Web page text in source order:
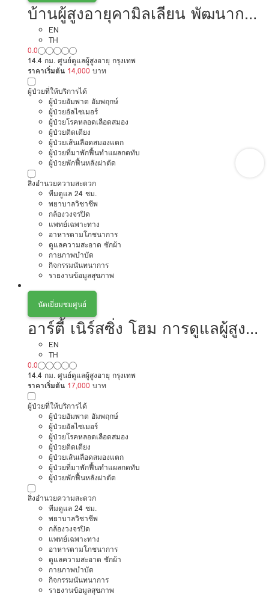
บ้านผู้สูงอายุคามิลเลียน พัฒนาการ
การดูแลผู้สูงอายุหรือผู้มีภาวะพึ่งพิง
EN
TH
0.0
14.4 กม. ศูนย์ดูแลผู้สูงอายุ กรุงเทพ
ราคาเริ่มต้น 14,000 บาท
ผู้ป่วยที่ให้บริการได้
ผู้ป่วยอัมพาต อัมพฤกษ์
ผู้ป่วยอัลไซเมอร์
ผู้ป่วยโรคหลอดเลือดสมอง
ผู้ป่วยติดเตียง
ผู้ป่วยเส้นเลือดสมองแตก
ผู้ป่วยที่มาพักฟื้นทำแผลกดทับ
ผู้ป่วยพักฟื้นหลังผ่าตัด
สิ่งอำนวยความสะดวก
ทีมดูแล 24 ชม.
พยาบาลวิชาชีพ
กล้องวงจรปิด
แพทย์เฉพาะทาง
อาหารตามโภชนาการ
ดูแลความสะอาด ซักผ้า
กายภาพบำบัด
กิจกรรมนันทนาการ
รายงานข้อมูลสุขภาพ
นัดเยี่ยมชมศูนย์
อาร์ตี้ เนิร์สซิ่ง โฮม การดูแลผู้สูง
อายุหรือผู้มีภาวะพึ่งพิง
EN
TH
0.0
14.4 กม. ศูนย์ดูแลผู้สูงอายุ กรุงเทพ
ราคาเริ่มต้น 17,000 บาท
ผู้ป่วยที่ให้บริการได้
ผู้ป่วยอัมพาต อัมพฤกษ์
ผู้ป่วยอัลไซเมอร์
ผู้ป่วยโรคหลอดเลือดสมอง
ผู้ป่วยติดเตียง
ผู้ป่วยเส้นเลือดสมองแตก
ผู้ป่วยที่มาพักฟื้นทำแผลกดทับ
ผู้ป่วยพักฟื้นหลังผ่าตัด
สิ่งอำนวยความสะดวก
ทีมดูแล 24 ชม.
พยาบาลวิชาชีพ
กล้องวงจรปิด
แพทย์เฉพาะทาง
อาหารตามโภชนาการ
ดูแลความสะอาด ซักผ้า
กายภาพบำบัด
กิจกรรมนันทนาการ
รายงานข้อมูลสุขภาพ